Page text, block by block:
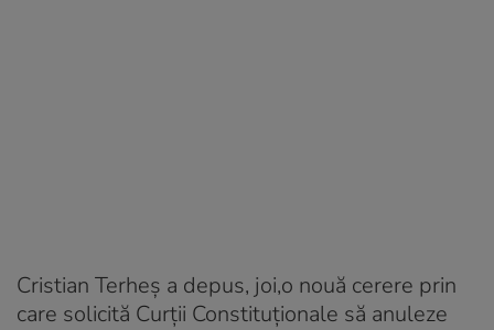
Cristian Terheș a depus, joi,o nouă cerere prin
care solicită Curții Constituționale să anuleze